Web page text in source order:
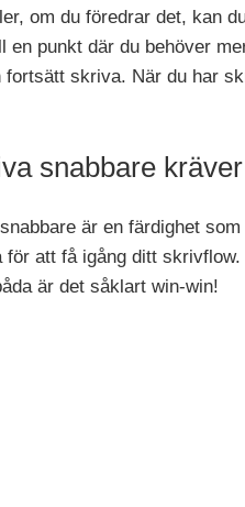
om du föredrar det, kan
en punkt där du behöver
fortsätt skriva. När du har
snabbare
är en färdighet
för att få igång ditt
är det såklart win-win!